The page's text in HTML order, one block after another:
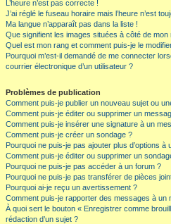
L’heure n’est pas correcte !
J’ai réglé le fuseau horaire mais l’heure n’est
Ma langue n’apparaît pas dans la liste !
Que signifient les images situées à côté de mon
Quel est mon rang et comment puis-je le
Pourquoi m’est-il demandé de me connecter
courrier électronique d’un utilisateur ?
Problèmes de publication
Comment puis-je publier un nouveau sujet ou
Comment puis-je éditer ou supprimer un
Comment puis-je insérer une signature à un
Comment puis-je créer un sondage ?
Pourquoi ne puis-je pas ajouter plus d’options à
Comment puis-je éditer ou supprimer un
Pourquoi ne puis-je pas accéder à un forum ?
Pourquoi ne puis-je pas transférer de pièces
Pourquoi ai-je reçu un avertissement ?
Comment puis-je rapporter des messages à un
À quoi sert le bouton « Enregistrer comme
rédaction d’un sujet ?